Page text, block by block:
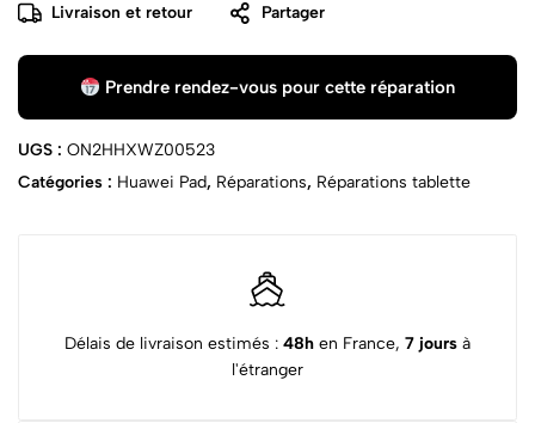
Livraison et retour Partager
Prendre rendez-vous pour cette réparation
UGS : ON2HHXWZ00523
Catégories : Huawei Pad, Réparations, Réparations tablette
Délais de livraison estimés : 48h en France, 7 jours à
l'étranger